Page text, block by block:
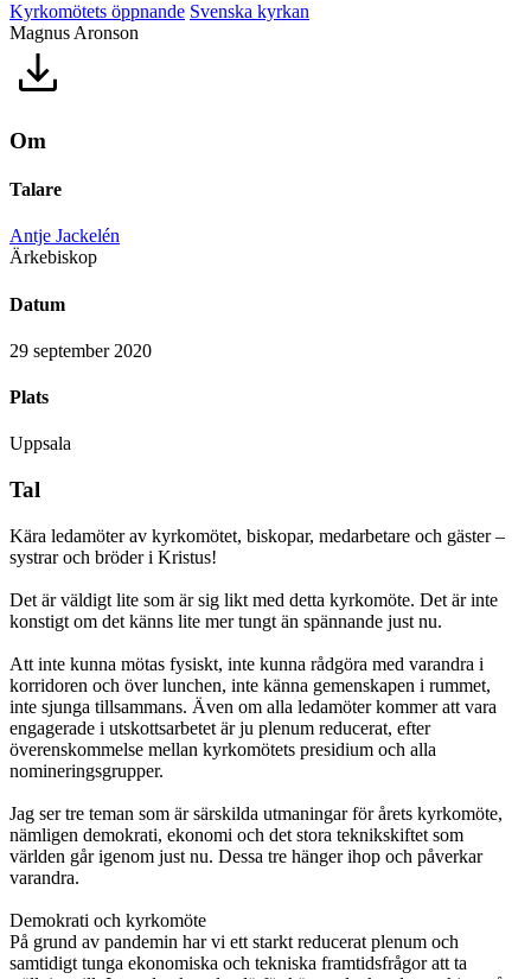
Kyrkomötets öppnande Svenska kyrkan
Magnus Aronson
Om
Talare
Antje Jackelén
Ärkebiskop
Datum
29 september 2020
Plats
Uppsala
Tal
Kära ledamöter av kyrkomötet, biskopar, medarbetare och gäster –
systrar och bröder i Kristus!
Det är väldigt lite som är sig likt med detta kyrkomöte. Det är inte
konstigt om det känns lite mer tungt än spännande just nu.
Att inte kunna mötas fysiskt, inte kunna rådgöra med varandra i
korridoren och över lunchen, inte känna gemenskapen i rummet,
inte sjunga tillsammans. Även om alla ledamöter kommer att vara
engagerade i utskottsarbetet är ju plenum reducerat, efter
överenskommelse mellan kyrkomötets presidium och alla
nomineringsgrupper.
Jag ser tre teman som är särskilda utmaningar för årets kyrkomöte,
nämligen demokrati, ekonomi och det stora teknikskiftet som
världen går igenom just nu. Dessa tre hänger ihop och påverkar
varandra.
Demokrati och kyrkomöte
På grund av pandemin har vi ett starkt reducerat plenum och
samtidigt tunga ekonomiska och tekniska framtidsfrågor att ta